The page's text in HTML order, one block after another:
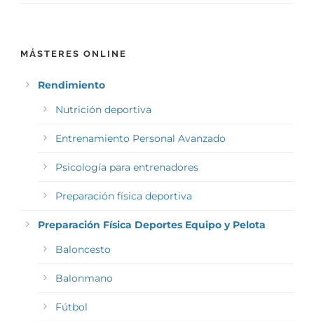
MÁSTERES ONLINE
Rendimiento
Nutrición deportiva
Entrenamiento Personal Avanzado
Psicología para entrenadores
Preparación física deportiva
Preparación Física Deportes Equipo y Pelota
Baloncesto
Balonmano
Fútbol